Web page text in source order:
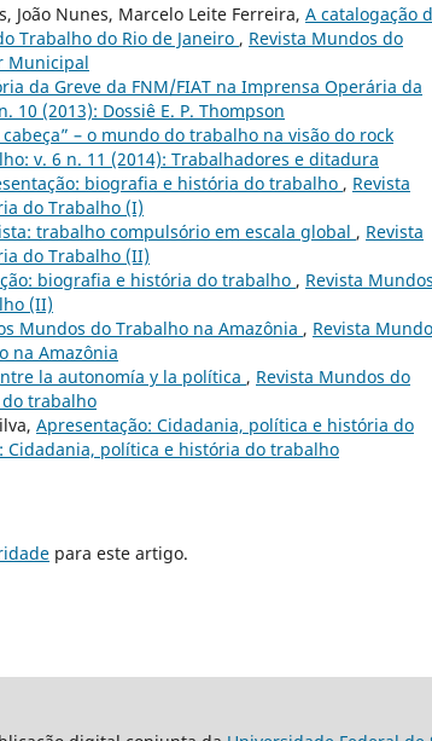
João Nunes, Marcelo Leite Ferreira, A catalogação
Trabalho do Rio de Janeiro , Revista Mundos do
Municipal
da Greve da FNM/FIAT na Imprensa Operária da
10 (2013): Dossiê E. P. Thompson
– o mundo do trabalho na visão do rock
v. 6 n. 11 (2014): Trabalhadores e ditadura
biografia e história do trabalho , Revista
do Trabalho (I)
trabalho compulsório em escala global , Revista
do Trabalho (II)
biografia e história do trabalho , Revista
(II)
Mundos do Trabalho na Amazônia , Revista
na Amazônia
la autonomía y la política , Revista Mundos do
trabalho
Apresentação: Cidadania, política e história do
Cidadania, política e história do trabalho
para este artigo.